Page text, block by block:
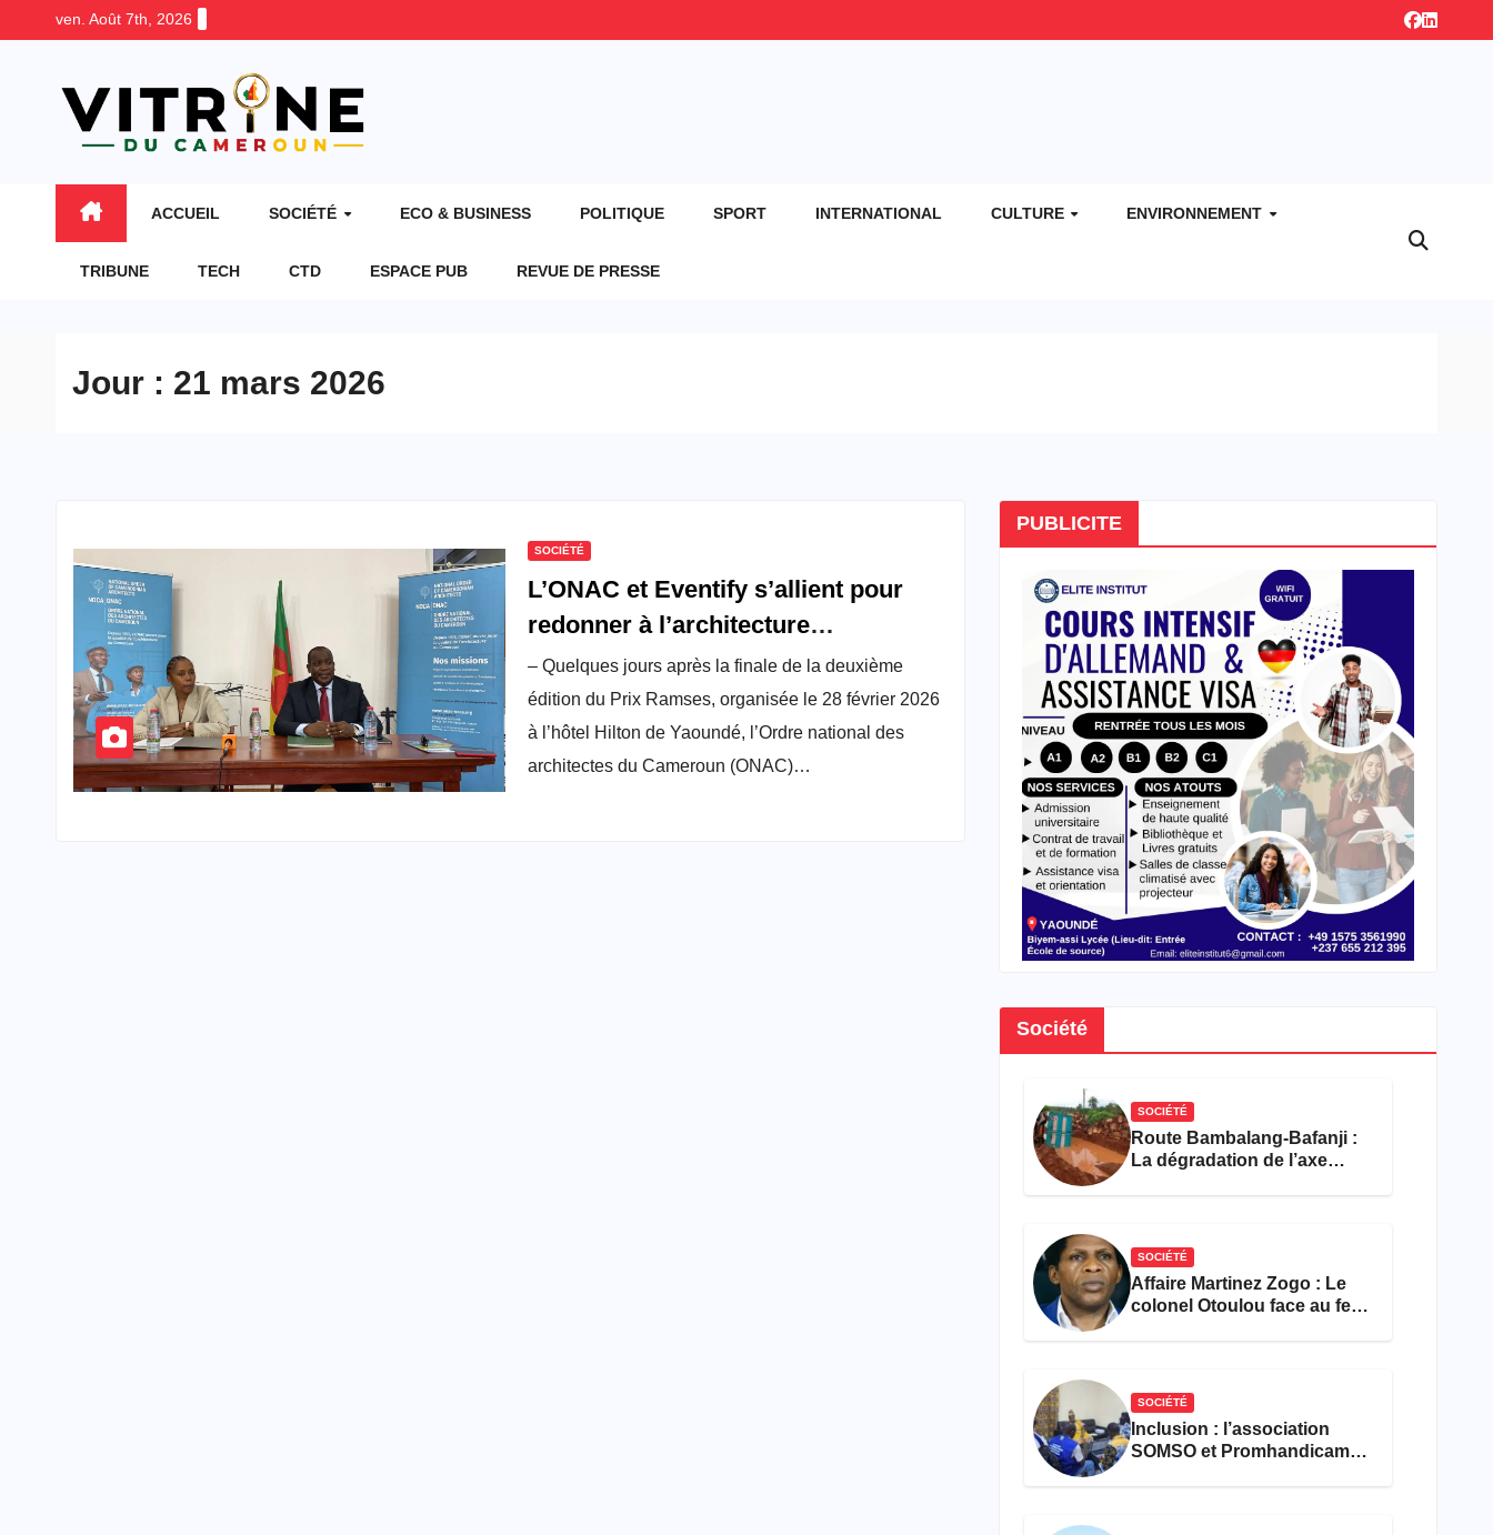
ven. Août 7th, 2026
ACCUEIL SOCIÉTÉ ECO & BUSINESS POLITIQUE SPORT INTERNATIONAL CULTURE ENVIRONNEMENT
TRIBUNE TECH CTD ESPACE PUB REVUE DE PRESSE
Jour : 21 mars 2026
SOCIÉTÉ
L’ONAC et Eventify s’allient pour
redonner à l’architecture
camerounaise ses lettres de
noblesse
– Quelques jours après la finale de la deuxième
édition du Prix Ramses, organisée le 28 février 2026
à l’hôtel Hilton de Yaoundé, l’Ordre national des
architectes du Cameroun (ONAC)…
PUBLICITE
Société
SOCIÉTÉ
Route Bambalang-Bafanji :
La dégradation de l’axe
SOCIÉTÉ
Affaire Martinez Zogo : Le
colonel Otoulou face au feu
SOCIÉTÉ
Inclusion : l’association
SOMSO et Promhandicam